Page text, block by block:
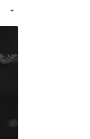
+
el
de
próximo